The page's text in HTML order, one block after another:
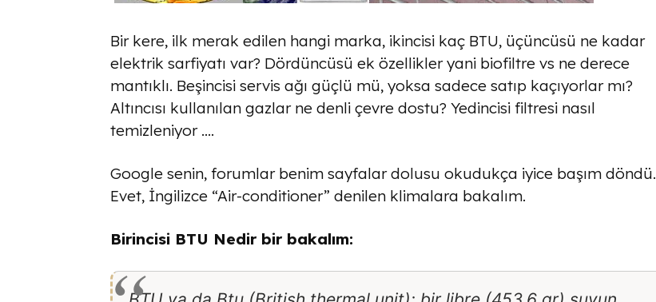
Bir kere, ilk merak edilen hangi marka, ikincisi kaç BTU, üçüncüsü ne kadar
elektrik sarfiyatı var? Dördüncüsü ek özellikler yani biofiltre vs ne derece
mantıklı. Beşincisi servis ağı güçlü mü, yoksa sadece satıp kaçıyorlar mı?
Altıncısı kullanılan gazlar ne denli çevre dostu? Yedincisi filtresi nasıl
temizleniyor ….
Google senin, forumlar benim sayfalar dolusu okudukça iyice başım döndü.
Evet, İngilizce “Air-conditioner” denilen klimalara bakalım.
Birincisi BTU Nedir bir bakalım: